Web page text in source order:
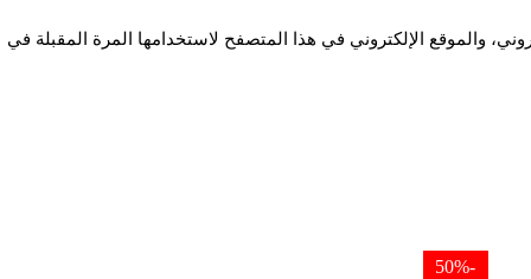
والموقع الإلكتروني في هذا المتصفح لاستخدامها المرة المقبلة في
-50%